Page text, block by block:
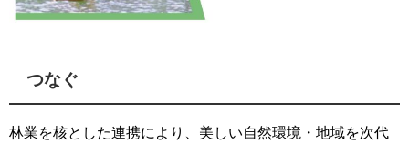
つなぐ
林業を核とした連携により、美しい自然環境・地域を次代